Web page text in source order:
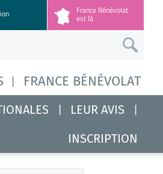
FRANCE BÉNÉVOLAT
France Bénévolat
est là
LEUR AVIS
INSCRIPTION